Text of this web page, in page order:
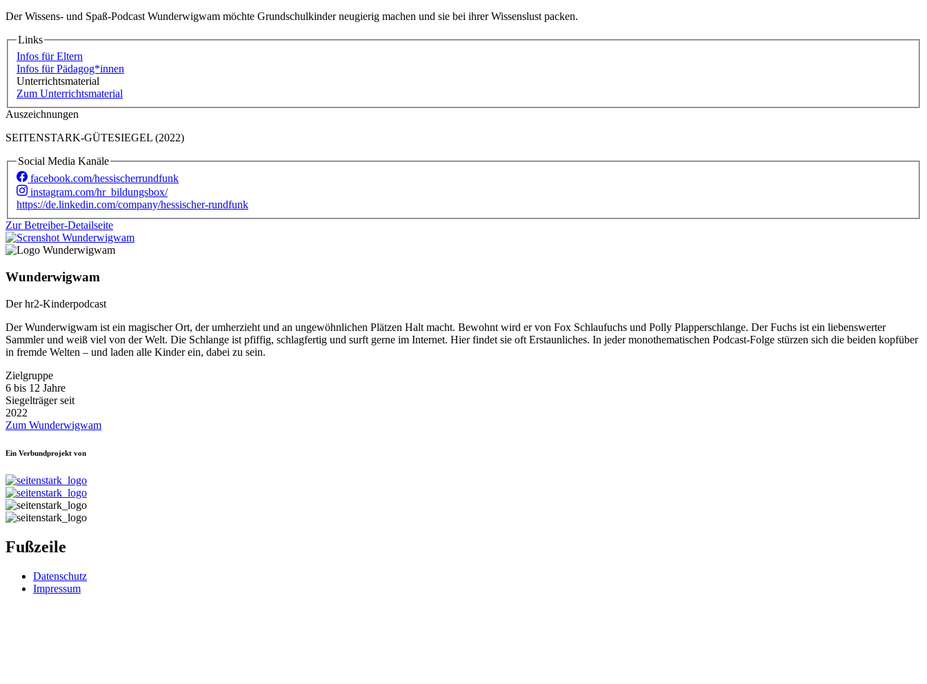
Der Wissens- und Spaß-Podcast Wunderwigwam möchte Grundschulkinder neugierig machen und sie bei ihrer Wissenslust packen.
Links
Infos für Eltern
Infos für Pädagog*innen
Unterrichtsmaterial
Zum Unterrichtsmaterial
Auszeichnungen
SEITENSTARK-GÜTESIEGEL (2022)
Social Media Kanäle
facebook.com/hessischerrundfunk
instagram.com/hr_bildungsbox/
https://de.linkedin.com/company/hessischer-rundfunk
Zur Betreiber-Detailseite
Wunderwigwam
Der hr2-Kinderpodcast
Der Wunderwigwam ist ein magischer Ort, der umherzieht und an ungewöhnlichen Plätzen Halt macht. Bewohnt wird er von Fox Schlaufuchs und Polly Plapperschlange. Der Fuchs ist ein liebenswerter
Sammler und weiß viel von der Welt. Die Schlange ist pfiffig, schlagfertig und surft gerne im Internet. Hier findet sie oft Erstaunliches. In jeder monothematischen Podcast-Folge stürzen sich die beiden kopfüber
in fremde Welten – und laden alle Kinder ein, dabei zu sein.
Zielgruppe
6 bis 12 Jahre
Siegelträger seit
2022
Zum Wunderwigwam
Ein Verbundprojekt von
Fußzeile
Datenschutz
Impressum